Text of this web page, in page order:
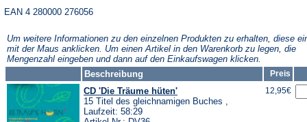
EAN 4 280000 276056
Um weitere Informationen zu den einzelnen Produkten zu erhalten, diese
mit der Maus anklicken. Um einen Artikel in den Warenkorb zu legen, die
Mengenzahl eingeben und dann auf den Einkaufswagen klicken.
Beschreibung
Preis
CD 'Die Träume hüten'
15 Titel des gleichnamigen Buches ,
Laufzeit: 58:29
12,95€